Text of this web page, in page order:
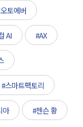
토에버
AI #AX
#스마트팩토리
아 #젠슨 황